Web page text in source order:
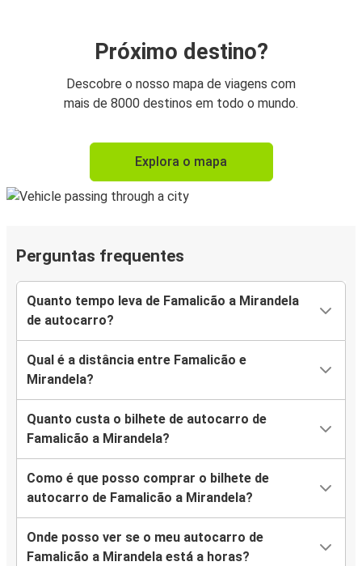
Próximo destino?
Descobre o nosso mapa de viagens com
mais de 8000 destinos em todo o mundo.
Explora o mapa
Perguntas frequentes
Quanto tempo leva de Famalicão a Mirandela
de autocarro?
Qual é a distância entre Famalicão e
Mirandela?
Quanto custa o bilhete de autocarro de
Famalicão a Mirandela?
Como é que posso comprar o bilhete de
autocarro de Famalicão a Mirandela?
Onde posso ver se o meu autocarro de
Famalicão a Mirandela está a horas?